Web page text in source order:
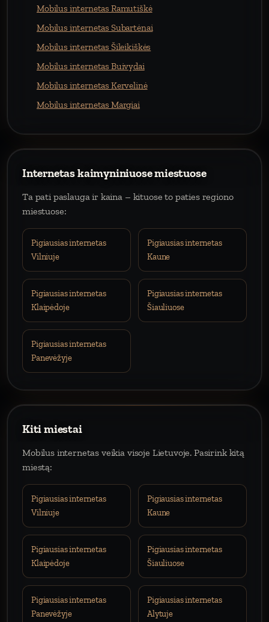
Mobilus internetas Ramutiškė
Mobilus internetas Subartėnai
Mobilus internetas Šileikiškės
Mobilus internetas Buivydai
Mobilus internetas Kervelinė
Mobilus internetas Margiai
Internetas kaimyniniuose miestuose
Ta pati paslauga ir kaina – kituose to paties regiono
miestuose:
Pigiausias internetas
Vilniuje
Pigiausias internetas
Kaune
Pigiausias internetas
Klaipėdoje
Pigiausias internetas
Šiauliuose
Pigiausias internetas
Panevėžyje
Kiti miestai
Mobilus internetas veikia visoje Lietuvoje. Pasirink kitą
miestą:
Pigiausias internetas
Vilniuje
Pigiausias internetas
Kaune
Pigiausias internetas
Klaipėdoje
Pigiausias internetas
Šiauliuose
Pigiausias internetas
Panevėžyje
Pigiausias internetas
Alytuje